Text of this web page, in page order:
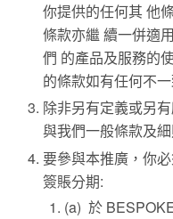
你提供的任何其 他
條款亦繼 續一併適
們 的產品及服務的
的條款如有任何不
除非另有定義或另
與我們一般條款及
要參與本推廣，你
簽賬分期:
(a) 於